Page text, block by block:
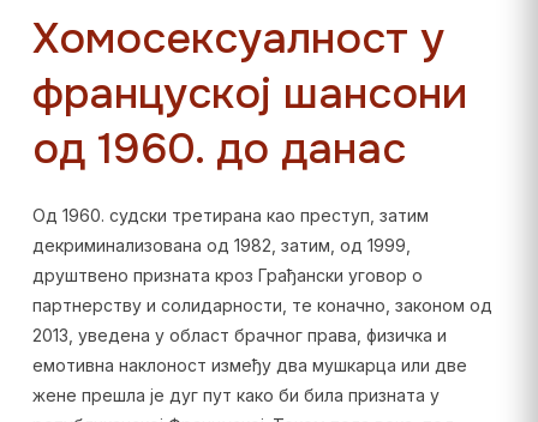
Хомосексуалност у
француској шансони
од 1960. до данас
Од 1960. судски третирана као преступ, затим
декриминализована од 1982, затим, од 1999,
друштвено призната кроз Грађански уговор о
партнерству и солидарности, те коначно, законом од
2013, уведена у област брачног права, физичка и
емотивна наклоност између два мушкарца или две
жене прешла је дуг пут како би била призната у